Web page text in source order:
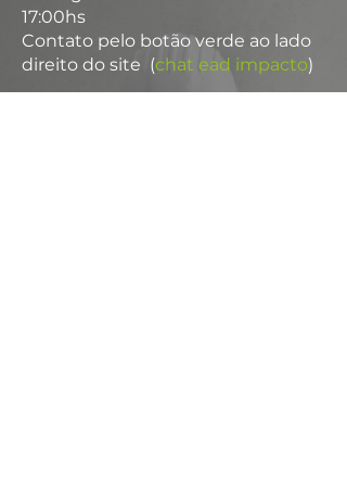
17:00hs
Contato pelo botão verde ao lado
direito do site (chat ead impacto)